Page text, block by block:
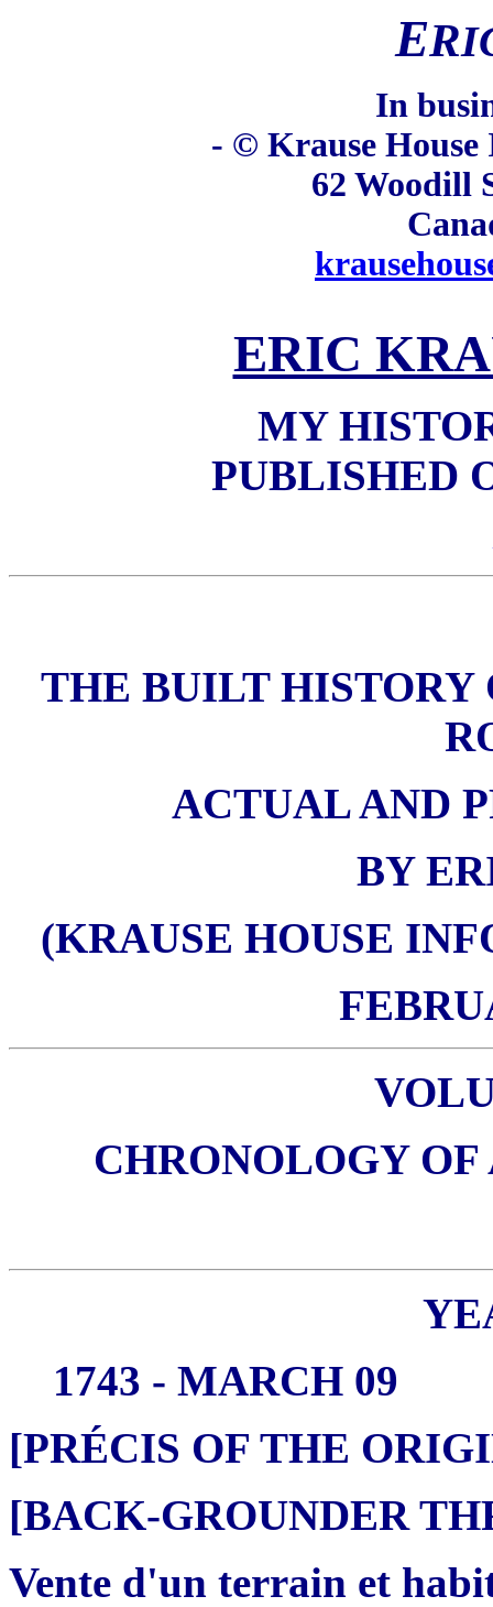
ERI
In
- © Krause House
62 Woodill
ERIC
MY
PUBLISHED
THE BUILT HISTORY
ACTUAL AND
BY
(KRAUSE HOUSE
CHRONOLOGY OF
1743 - MARCH 09
[PRÉCIS OF THE
[BACK-GROUNDER
Vente d'un terrain et